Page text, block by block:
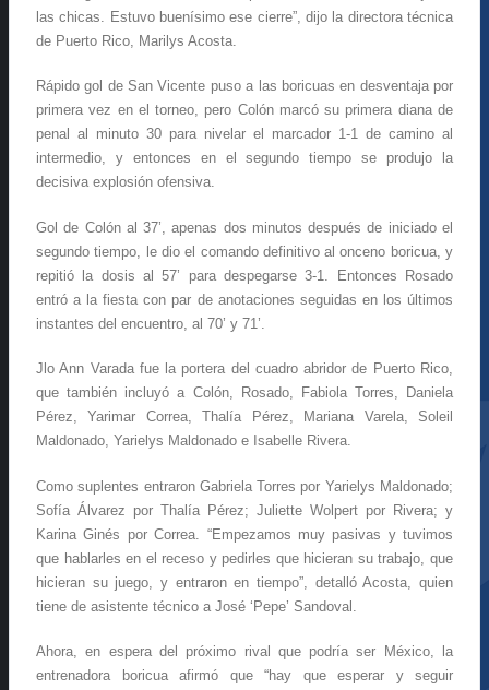
las chicas. Estuvo buenísimo ese cierre”, dijo la directora técnica
de Puerto Rico, Marilys Acosta.
Rápido gol de San Vicente puso a las boricuas en desventaja por
primera vez en el torneo, pero Colón marcó su primera diana de
penal al minuto 30 para nivelar el marcador 1-1 de camino al
intermedio, y entonces en el segundo tiempo se produjo la
decisiva explosión ofensiva.
Gol de Colón al 37’, apenas dos minutos después de iniciado el
segundo tiempo, le dio el comando definitivo al onceno boricua, y
repitió la dosis al 57’ para despegarse 3-1. Entonces Rosado
entró a la fiesta con par de anotaciones seguidas en los últimos
instantes del encuentro, al 70’ y 71’.
Jlo Ann Varada fue la portera del cuadro abridor de Puerto Rico,
que también incluyó a Colón, Rosado, Fabiola Torres, Daniela
Pérez, Yarimar Correa, Thalía Pérez, Mariana Varela, Soleil
Maldonado, Yarielys Maldonado e Isabelle Rivera.
Como suplentes entraron Gabriela Torres por Yarielys Maldonado;
Sofía Álvarez por Thalía Pérez; Juliette Wolpert por Rivera; y
Karina Ginés por Correa. “Empezamos muy pasivas y tuvimos
que hablarles en el receso y pedirles que hicieran su trabajo, que
hicieran su juego, y entraron en tiempo”, detalló Acosta, quien
tiene de asistente técnico a José ‘Pepe’ Sandoval.
Ahora, en espera del próximo rival que podría ser México, la
entrenadora boricua afirmó que “hay que esperar y seguir